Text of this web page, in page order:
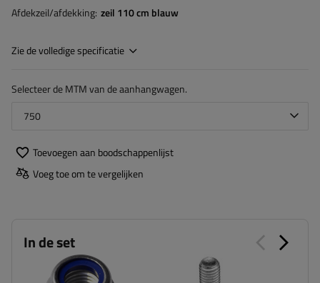
Afdekzeil/afdekking zeil 110 cm blauw
Zie de volledige specificatie
Selecteer de MTM van de aanhangwagen.
750
Toevoegen aan boodschappenlijst
Voeg toe om te vergelijken
In de set